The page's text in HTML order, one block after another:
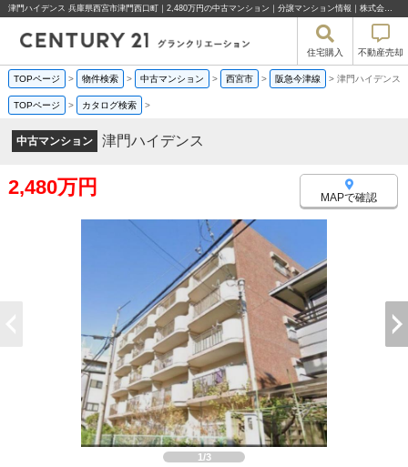
津門ハイデンス 兵庫県西宮市津門西口町｜2,480万円の中古マンション｜分譲マンション情報｜株式会社グランクリエーション
住宅購入 不動産売却
TOPページ > 物件検索 > 中古マンション > 西宮市 > 阪急今津線 > 津門ハイデンス
TOPページ > カタログ検索 >
中古マンション 津門ハイデンス
2,480万円 MAPで確認
1/3